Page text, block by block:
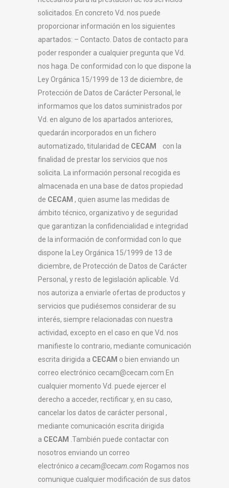
solicitados. En concreto Vd. nos puede
proporcionar información en los siguientes
apartados: – Contacto. Datos de contacto para
poder responder a cualquier pregunta que Vd.
nos haga. De conformidad con lo que dispone la
Ley Orgánica 15/1999 de 13 de diciembre, de
Protección de Datos de Carácter Personal, le
informamos que los datos suministrados por
Vd. en alguno de los apartados anteriores,
quedarán incorporados en un fichero
automatizado, titularidad de CECAM
con la
finalidad de prestar los servicios que nos
solicita. La información personal recogida es
almacenada en una base de datos propiedad
de CECAM , quien asume las medidas de
ámbito técnico, organizativo y de seguridad
que garantizan la confidencialidad e integridad
de la información de conformidad con lo que
dispone la Ley Orgánica 15/1999 de 13 de
diciembre, de Protección de Datos de Carácter
Personal, y resto de legislación aplicable. Vd.
nos autoriza a enviarle ofertas de productos y
servicios que pudiésemos considerar de su
interés, siempre relacionadas con nuestra
actividad, excepto en el caso en que Vd. nos
manifieste lo contrario, mediante comunicación
escrita dirigida a CECAM o bien enviando un
correo electrónico cecam@cecam.com En
cualquier momento Vd. puede ejercer el
derecho a acceder, rectificar y, en su caso,
cancelar los datos de carácter personal ,
mediante comunicación escrita dirigida
a CECAM .También puede contactar con
nosotros enviando un correo
electrónico a cecam@cecam.com Rogamos nos
comunique cualquier modificación de sus datos